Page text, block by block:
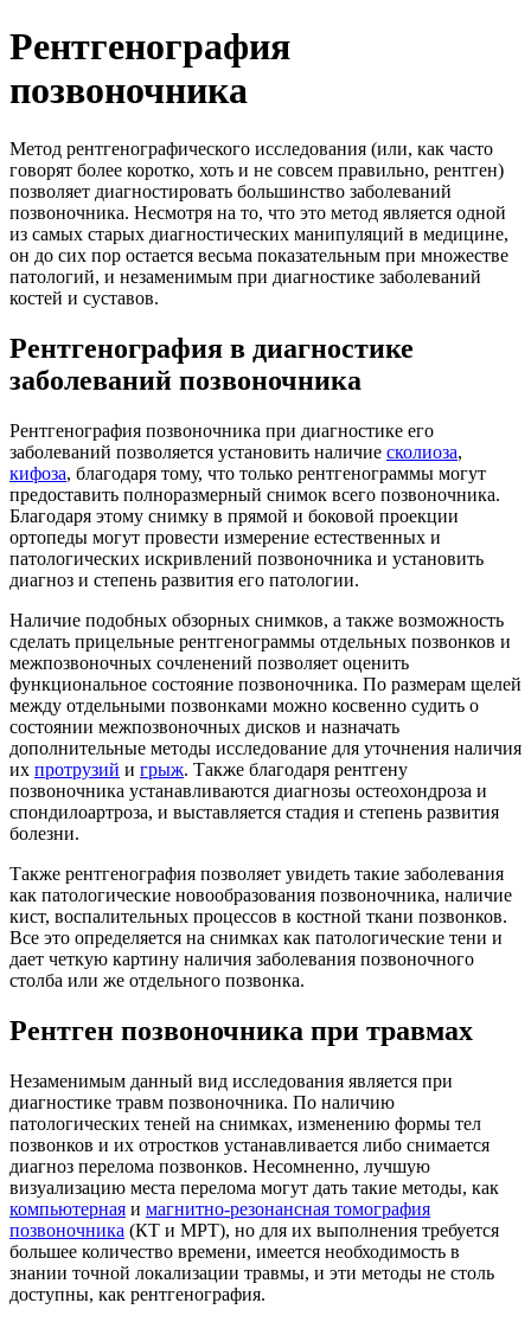
Рентгенография
позвоночника
Метод рентгенографического исследования (или, как часто
говорят более коротко, хоть и не совсем правильно, рентген)
позволяет диагностировать большинство заболеваний
позвоночника. Несмотря на то, что это метод является одной
из самых старых диагностических манипуляций в медицине,
он до сих пор остается весьма показательным при множестве
патологий, и незаменимым при диагностике заболеваний
костей и суставов.
Рентгенография в диагностике
заболеваний позвоночника
Рентгенография позвоночника при диагностике его
заболеваний позволяется установить наличие сколиоза,
кифоза, благодаря тому, что только рентгенограммы могут
предоставить полноразмерный снимок всего позвоночника.
Благодаря этому снимку в прямой и боковой проекции
ортопеды могут провести измерение естественных и
патологических искривлений позвоночника и установить
диагноз и степень развития его патологии.
Наличие подобных обзорных снимков, а также возможность
сделать прицельные рентгенограммы отдельных позвонков и
межпозвоночных сочленений позволяет оценить
функциональное состояние позвоночника. По размерам щелей
между отдельными позвонками можно косвенно судить о
состоянии межпозвоночных дисков и назначать
дополнительные методы исследование для уточнения наличия
их протрузий и грыж. Также благодаря рентгену
позвоночника устанавливаются диагнозы остеохондроза и
спондилоартроза, и выставляется стадия и степень развития
болезни.
Также рентгенография позволяет увидеть такие заболевания
как патологические новообразования позвоночника, наличие
кист, воспалительных процессов в костной ткани позвонков.
Все это определяется на снимках как патологические тени и
дает четкую картину наличия заболевания позвоночного
столба или же отдельного позвонка.
Рентген позвоночника при травмах
Незаменимым данный вид исследования является при
диагностике травм позвоночника. По наличию
патологических теней на снимках, изменению формы тел
позвонков и их отростков устанавливается либо снимается
диагноз перелома позвонков. Несомненно, лучшую
визуализацию места перелома могут дать такие методы, как
компьютерная и магнитно-резонансная томография
позвоночника (КТ и МРТ), но для их выполнения требуется
большее количество времени, имеется необходимость в
знании точной локализации травмы, и эти методы не столь
доступны, как рентгенография.